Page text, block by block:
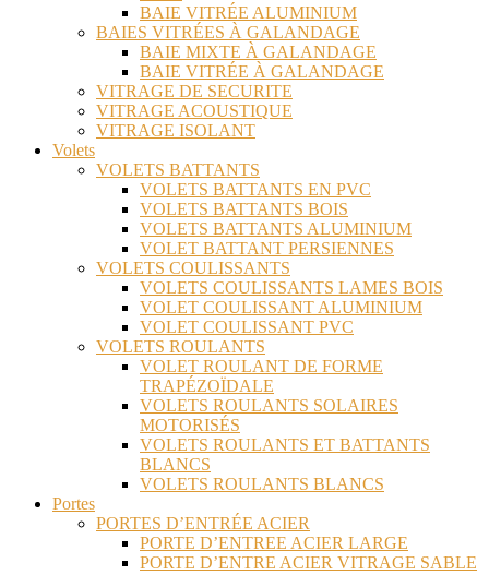
BAIE VITRÉE ALUMINIUM
BAIES VITRÉES À GALANDAGE
BAIE MIXTE À GALANDAGE
BAIE VITRÉE À GALANDAGE
VITRAGE DE SECURITE
VITRAGE ACOUSTIQUE
VITRAGE ISOLANT
Volets
VOLETS BATTANTS
VOLETS BATTANTS EN PVC
VOLETS BATTANTS BOIS
VOLETS BATTANTS ALUMINIUM
VOLET BATTANT PERSIENNES
VOLETS COULISSANTS
VOLETS COULISSANTS LAMES BOIS
VOLET COULISSANT ALUMINIUM
VOLET COULISSANT PVC
VOLETS ROULANTS
VOLET ROULANT DE FORME
TRAPÉZOÏDALE
VOLETS ROULANTS SOLAIRES
MOTORISÉS
VOLETS ROULANTS ET BATTANTS
BLANCS
VOLETS ROULANTS BLANCS
Portes
PORTES D’ENTRÉE ACIER
PORTE D’ENTREE ACIER LARGE
PORTE D’ENTRE ACIER VITRAGE SABLE